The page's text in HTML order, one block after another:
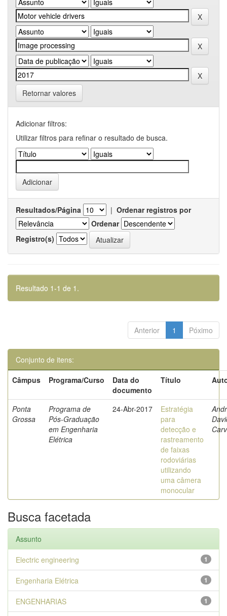
Retornar valores
Adicionar filtros:
Utilizar filtros para refinar o resultado de busca.
Resultados/Página | Ordenar registros por
Ordenar
Registro(s)
Resultado 1-1 de 1.
Anterior 1 Póximo
Conjunto de itens:
Câmpus
Programa/Curso
Data do
documento
Título
Ponta
Grossa
Programa de
Pós-Graduação
em Engenharia
Elétrica
24-Abr-2017
Estratégia
para
detecção e
rastreamento
de faixas
rodoviárias
utilizando
uma câmera
monocular
Busca facetada
Assunto
1
Electric engineering
1
Engenharia Elétrica
1
ENGENHARIAS